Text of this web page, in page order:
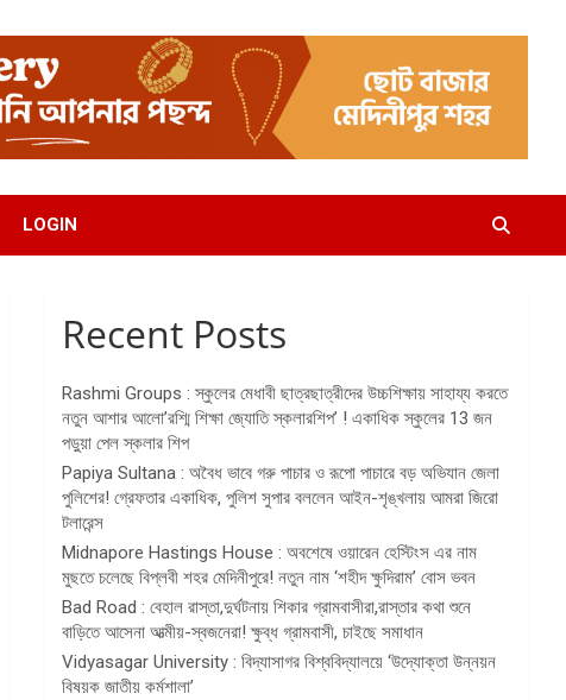
LOGIN
Recent Posts
Rashmi Groups : স্কুলের মেধাবী ছাত্রছাত্রীদের উচ্চশিক্ষায় সাহায্য করতে
নতুন আশার আলো’রশ্মি শিক্ষা জ্যোতি স্কলারশিপ’ ! একাধিক স্কুলের 13 জন
পড়ুয়া পেল স্কলার শিপ
Papiya Sultana : অবৈধ ভাবে গরু পাচার ও রূপো পাচারে বড় অভিযান জেলা
পুলিশের! গ্রেফতার একাধিক, পুলিশ সুপার বললেন আইন-শৃঙ্খলায় আমরা জিরো
টলারেন্স
Midnapore Hastings House : অবশেষে ওয়ারেন হেস্টিংস এর নাম
মুছতে চলেছে বিপ্লবী শহর মেদিনীপুরে! নতুন নাম ‘শহীদ ক্ষুদিরাম’ বোস ভবন
Bad Road : বেহাল রাস্তা,দুর্ঘটনায় শিকার গ্রামবাসীরা,রাস্তার কথা শুনে
বাড়িতে আসেনা আত্মীয়-স্বজনেরা! ক্ষুব্ধ গ্রামবাসী, চাইছে সমাধান
Vidyasagar University : বিদ্যাসাগর বিশ্ববিদ্যালয়ে ‘উদ্যোক্তা উন্নয়ন
বিষয়ক জাতীয় কর্মশালা’